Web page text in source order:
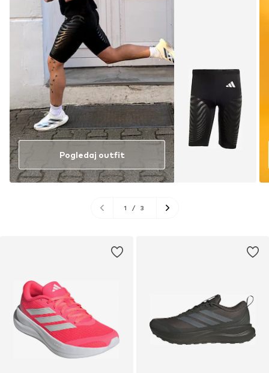
Pogledaj outfit
1 / 3